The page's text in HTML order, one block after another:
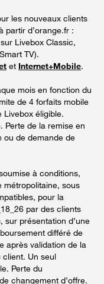
les nouveaux clients
partir d’orange.fr :
Livebox Classic,
TV).
et Internet+Mobile.
mois en fonction du
de 4 forfaits mobile
Livebox éligible.
Perte de la remise en
ou de demande de
à conditions,
métropolitaine, sous
pour la
par des clients
sur présentation d’une
différé de
après validation de la
client. Un seul
Perte du
changement d’offre.